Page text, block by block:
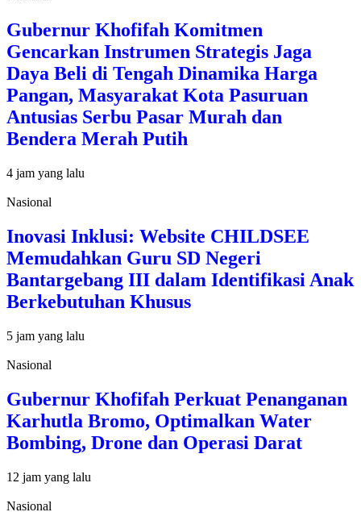
Gubernur Khofifah Komitmen
Gencarkan Instrumen Strategis Jaga
Daya Beli di Tengah Dinamika Harga
Pangan, Masyarakat Kota Pasuruan
Antusias Serbu Pasar Murah dan
Bendera Merah Putih
4 jam yang lalu
Nasional
Inovasi Inklusi: Website CHILDSEE
Memudahkan Guru SD Negeri
Bantargebang III dalam Identifikasi Anak
Berkebutuhan Khusus
5 jam yang lalu
Nasional
Gubernur Khofifah Perkuat Penanganan
Karhutla Bromo, Optimalkan Water
Bombing, Drone dan Operasi Darat
12 jam yang lalu
Nasional